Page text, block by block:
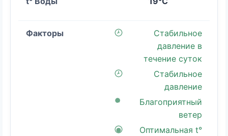
Стабильное
давление в
течение суток
Стабильное
давление
Благоприятный
ветер
Оптимальная t°